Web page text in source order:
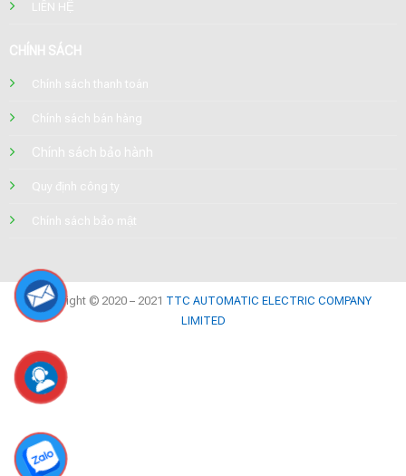
LIÊN HỆ
CHÍNH SÁCH
Chính sách thanh toán
Chính sách bán hàng
Chính sách bảo hành
Quy định công ty
Chính sách bảo mật
Copyright © 2020 – 2021 TTC AUTOMATIC ELECTRIC COMPANY
LIMITED